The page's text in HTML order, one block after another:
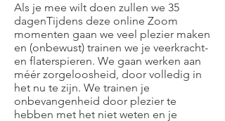
Als je mee wilt doen zullen we 35
dagenTijdens deze online Zoom
momenten gaan we veel plezier maken
en (onbewust) trainen we je veerkracht-
en flaterspieren. We gaan werken aan
méér zorgeloosheid, door volledig in
het nu te zijn. We trainen je
onbevangenheid door plezier te
hebben met het niet weten en je